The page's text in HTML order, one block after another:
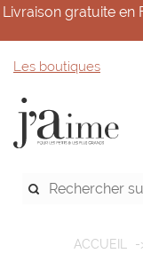
Livraison gratuite en
Les boutiques
ACCUEIL